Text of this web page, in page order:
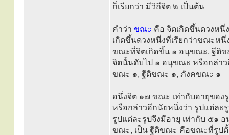
ก็เรียกว่า มีวิถีจิต ๒ เป็นต้น
คำว่า ขณะ คือ จิตเกิดขึ้นดวงหนึ่
เกิดขึ้นดวงหนึ่งที่เรียกว่าขณะห
ขณะที่จิตเกิดขึ้น ๑ อนุขณะ, ฐีติ
จิตนั้นดับไป ๑ อนุขณะ หรือกล่า
ขณะ ๑, ฐีติขณะ ๑, ภังคขณะ ๑
อนึ่งจิต ๑๗ ขณะ เท่ากับอายุของ
หรือกล่าวอีกนัยหนึ่งว่า รูปแต่ละ
รูปแต่ละรูปจึงมีอายุ เท่ากับ ๕๑
ขณะ, เป็น ฐีติขณะ คือขณะที่รูป